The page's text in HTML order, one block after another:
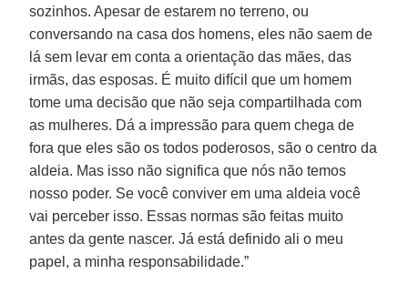
sozinhos. Apesar de estarem no terreno, ou
conversando na casa dos homens, eles não saem de
lá sem levar em conta a orientação das mães, das
irmãs, das esposas. É muito difícil que um homem
tome uma decisão que não seja compartilhada com
as mulheres. Dá a impressão para quem chega de
fora que eles são os todos poderosos, são o centro da
aldeia. Mas isso não significa que nós não temos
nosso poder. Se você conviver em uma aldeia você
vai perceber isso. Essas normas são feitas muito
antes da gente nascer. Já está definido ali o meu
papel, a minha responsabilidade.”